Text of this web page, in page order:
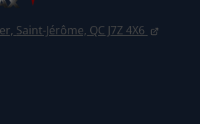
Saint-Jérôme, QC J7Z 4X6